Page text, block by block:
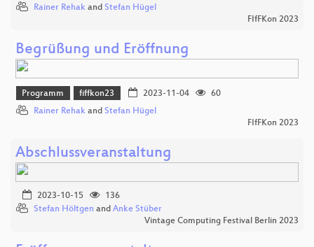
Rainer Rehak and Stefan Hügel
FIfFKon 2023
Begrüßung und Eröffnung
Programm fiffkon23 2023-11-04
60
Rainer Rehak and Stefan Hügel
FIfFKon 2023
Abschlussveranstaltung
2023-10-15
136
Stefan Höltgen and Anke Stüber
Vintage Computing Festival Berlin 2023